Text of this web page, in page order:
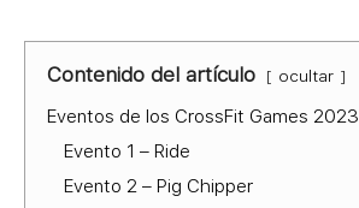
Contenido del artículo ocultar
Eventos de los CrossFit Games 2023
Evento 1 – Ride
Evento 2 – Pig Chipper